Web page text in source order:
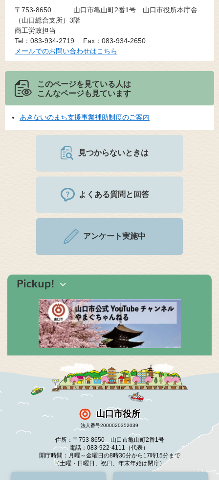
〒753-8650
山口市亀山町2番1号 山口市役所本庁舎
（山口総合支所）3階
商工労政担当
Tel：083-934-2719
Fax：083-934-2650
メールでのお問い合わせはこちら
このページを見ている人は
こんなページも見ています
あきないのまち支援事業補助制度のご案内
見つからないときは
よくある質問と回答
アンケート実施中
山口市役所
法人番号2000020352039
住所：〒753-8650 山口市亀山町2番1号
電話：083-922-4111（代表）
開庁時間：月曜～金曜日の8時30分から17時15分まで
（土曜・日曜日、祝日、年末年始は閉庁）